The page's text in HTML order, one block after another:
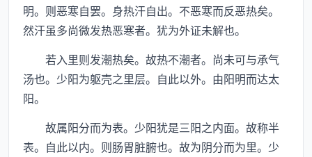
明。则恶寒自罢。身热汗自出。不恶寒而反恶热矣。
然汗虽多尚微发热恶寒者。犹为外证未解也。
若入里则发潮热矣。故热不潮者。尚未可与承气
汤也。少阳为躯壳之里层。自此以外。由阳明而达太
阳。
故属阳分而为表。少阳犹是三阳之内面。故称半
表。自此以内。则肠胃脏腑也。故为阴分而为里。少